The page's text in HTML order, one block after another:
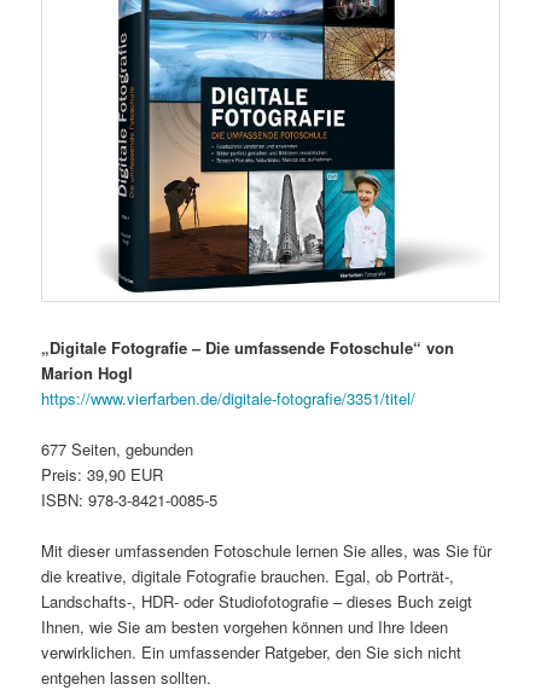
„Digitale Fotografie – Die umfassende Fotoschule“ von
Marion Hogl
https://www.vierfarben.de/digitale-fotografie/3351/titel/
677 Seiten, gebunden
Preis: 39,90 EUR
ISBN: 978-3-8421-0085-5
Mit dieser umfassenden Fotoschule lernen Sie alles, was Sie für
die kreative, digitale Fotografie brauchen. Egal, ob Porträt-,
Landschafts-, HDR- oder Studiofotografie – dieses Buch zeigt
Ihnen, wie Sie am besten vorgehen können und Ihre Ideen
verwirklichen. Ein umfassender Ratgeber, den Sie sich nicht
entgehen lassen sollten.